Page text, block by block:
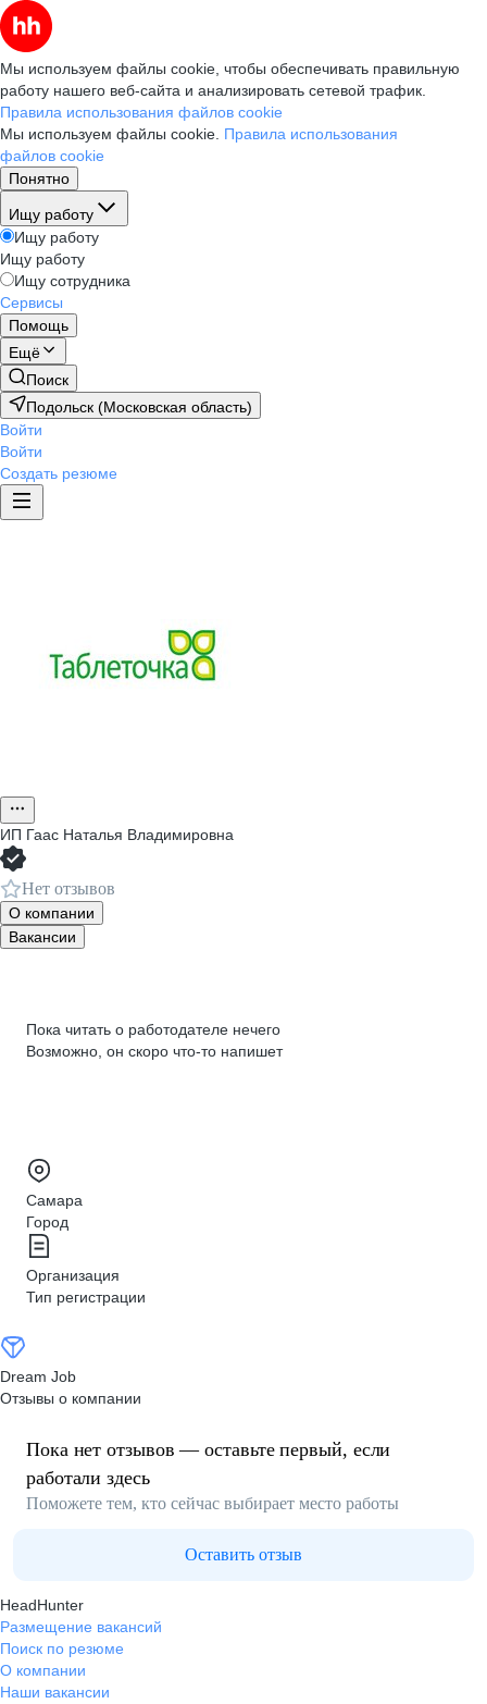
Мы используем файлы cookie, чтобы обеспечивать правильную
работу нашего веб-сайта и анализировать сетевой трафик.
Правила использования файлов cookie
Мы используем файлы cookie. Правила использования
файлов cookie
Понятно
Ищу работу
Ищу работу
Ищу работу
Ищу сотрудника
Сервисы
Помощь
Ещё
Поиск
Подольск (Московская область)
Войти
Войти
Создать резюме
ИП Гаас Наталья Владимировна
Нет отзывов
О компании
Вакансии
Пока читать о работодателе нечего
Возможно, он скоро что‑то напишет
Самара
Город
Организация
Тип регистрации
Dream Job
Отзывы о компании
Пока нет отзывов — оставьте первый, если
работали здесь
Поможете тем, кто сейчас выбирает место работы
Оставить отзыв
HeadHunter
Размещение вакансий
Поиск по резюме
О компании
Наши вакансии